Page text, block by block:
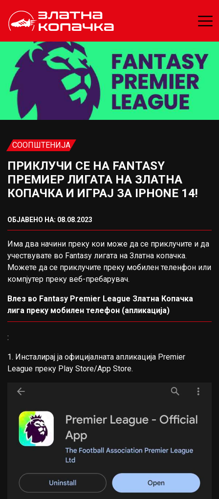
СООПШТЕНИЈА
ПРИКЛУЧИ СЕ НА FANTASY
ПРЕМИЕР ЛИГАТА НА ЗЛАТНА
КОПАЧКА И ИГРАЈ ЗА IPHONE 14!
ОБЈАВЕНО НА: 08.08.2023
Има два начини преку кои може да се приклучите и да
учествувате во Fantasy лигата на Златна копачка.
Можете да се приклучите преку мобилен теленфон или
компјутер преку веб-пребарувач.
Влез во Fantasy Premier League Златна Копачка
лига преку мобилен телефон (апликација)
:
1. Инсталирај ја официјалната апликација Premier
League преку Play Store/App Store.